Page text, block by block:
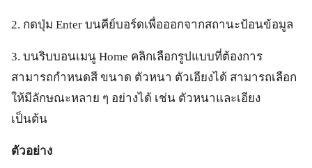
2. กดปุ่ม Enter บนคีย์บอร์ดเพื่อออกจากสถานะป้อนข้อมูล
3. บนริบบอนเมนู Home คลิกเลือกรูปแบบที่ต้องการ
สามารถกำหนดสี ขนาด ตัวหนา ตัวเอียงได้ สามารถเลือก
ให้มีลักษณะหลาย ๆ อย่างได้ เช่น ตัวหนาและเอียง
เป็นต้น
ตัวอย่าง